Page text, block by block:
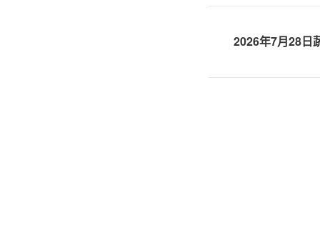
2026年7月28日